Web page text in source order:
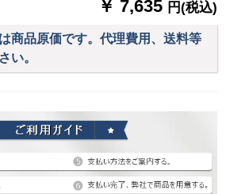
￥ 7,635 円(税込)
商品原価です。代理費用、送料等
い。